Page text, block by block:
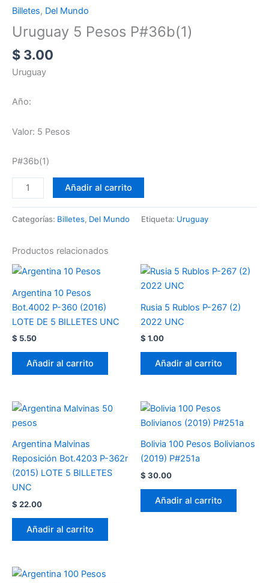
Billetes, Del Mundo
Uruguay 5 Pesos P#36b(1)
$ 3.00
Uruguay
Año:
Valor: 5 Pesos
P#36b(1)
Añadir al carrito
Categorías: Billetes, Del Mundo Etiqueta: Uruguay
Productos relacionados
Argentina 10 Pesos
Bot.4002 P-360 (2016)
LOTE DE 5 BILLETES UNC
$ 5.50
Añadir al carrito
Rusia 5 Rublos P-267 (2)
2022 UNC
$ 1.00
Añadir al carrito
Argentina Malvinas
Reposición Bot.4203 P-362r
(2015) LOTE 5 BILLETES
UNC
$ 22.00
Añadir al carrito
Bolivia 100 Pesos Bolivianos
(2019) P#251a
$ 30.00
Añadir al carrito